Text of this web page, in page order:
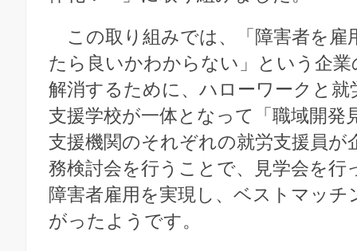
この取り組みでは、「障害者を雇
たら良いかわからない」という企
解消するために、ハローワークと就
支援学校が一体となって「職域開発
支援機関のそれぞれの就労支援員が
務検討会を行うことで、見学会を行
障害者雇用を実現し、ベストマッチ
がったようです。